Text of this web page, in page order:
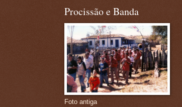
Procissão e Banda
Foto antiga